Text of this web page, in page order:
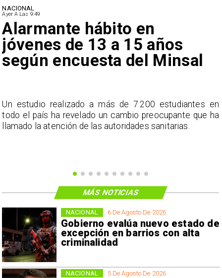
NACIONAL
Ayer A Las 9:49
Alarmante hábito en
jóvenes de 13 a 15 años
según encuesta del Minsal
Un estudio realizado a más de 7.200 estudiantes en
todo el país ha revelado un cambio preocupante que ha
llamado la atención de las autoridades sanitarias.
6 De Agosto De 2026
Gobierno evalúa nuevo estado de
excepción en barrios con alta
criminalidad
NACIONAL
5 De Agosto De 2026
NACIONAL
MÁS NOTICIAS